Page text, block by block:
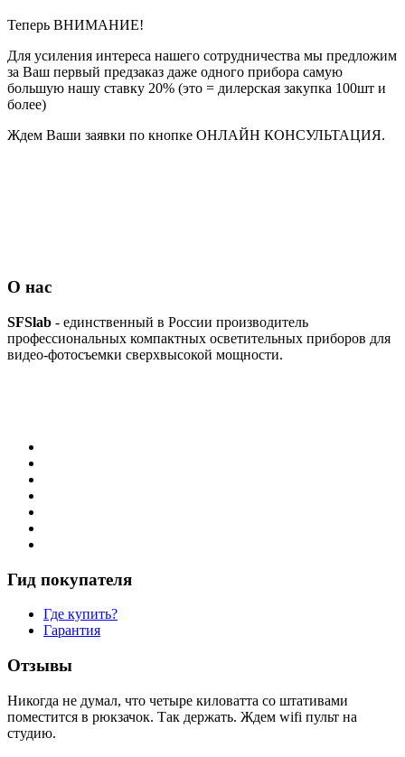
Теперь ВНИМАНИЕ!
Для усиления интереса нашего сотрудничества мы предложим
за Ваш первый предзаказ даже одного прибора самую
большую нашу ставку 20% (это = дилерская закупка 100шт и
более)
Ждем Ваши заявки по кнопке ОНЛАЙН КОНСУЛЬТАЦИЯ.
О нас
SFSlab - единственный в России производитель
профессиональных компактных осветительных приборов для
видео-фотосъемки сверхвысокой мощности.
Гид покупателя
Где купить?
Гарантия
Отзывы
Никогда не думал, что четыре киловатта со штативами
поместится в рюкзачок. Так держать. Ждем wifi пульт на
студию.